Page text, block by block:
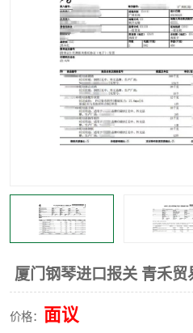
厦门钢琴进口报关 青禾贸
价格： 面议
家用电器报关
国际灯具清关